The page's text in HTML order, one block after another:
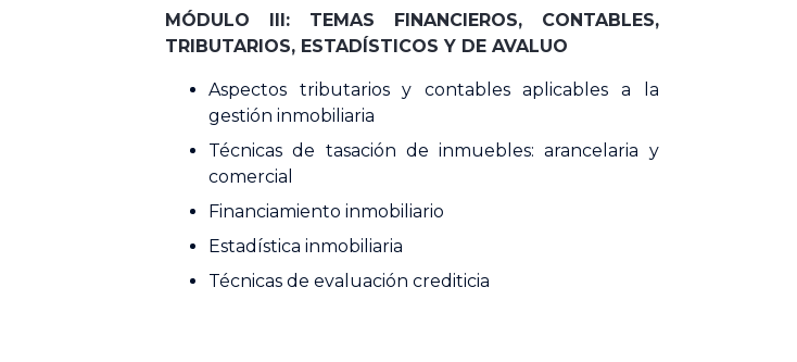
MÓDULO III: TEMAS FINANCIEROS, CONTABLES,
TRIBUTARIOS, ESTADÍSTICOS Y DE AVALUO
Aspectos tributarios y contables aplicables a la
gestión inmobiliaria
Técnicas de tasación de inmuebles: arancelaria y
comercial
Financiamiento inmobiliario
Estadística inmobiliaria
Técnicas de evaluación crediticia